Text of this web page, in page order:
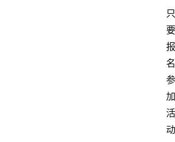
只
要
报
名
参
加
活
动